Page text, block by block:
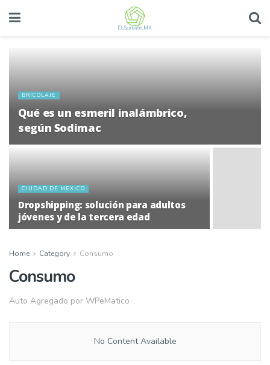
BRICOLAJE
Qué es un esmeril inalámbrico,
según Sodimac
CIUDAD DE MEXICO
Dropshipping: solución para adultos
jóvenes y de la tercera edad
Home Category Consumo
Consumo
Auto Agregado por WPeMatico
No Content Available